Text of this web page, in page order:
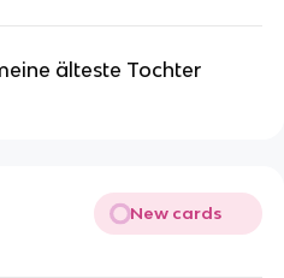
älteste Tochter
New cards